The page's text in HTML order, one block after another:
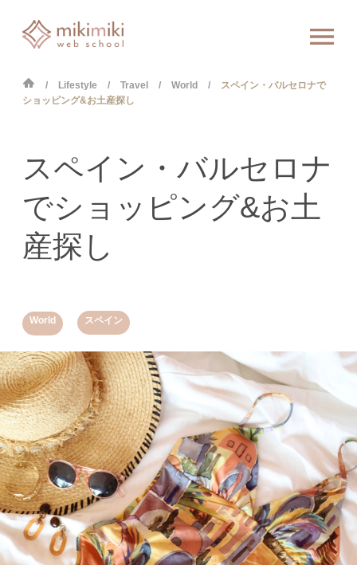
Lifestyle Travel World
スペイン・バルセロナで
ショッピング&お土産探し
World スペイン
スペイン・バルセロナ
でショッピング&お土
産探し